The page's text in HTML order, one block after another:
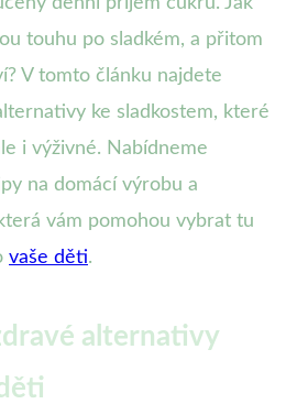
touhu po sladkém, a přitom
V tomto článku najdete
ke sladkostem, které
i výživné. Nabídneme
na domácí výrobu a
vám pomohou vybrat tu
vaše děti.
alternativy